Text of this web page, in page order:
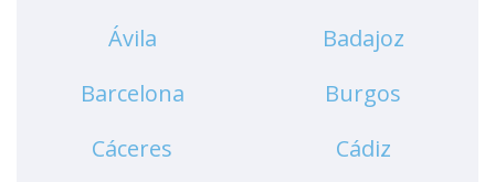
Ávila
Badajoz
Barcelona
Burgos
Cáceres
Cádiz